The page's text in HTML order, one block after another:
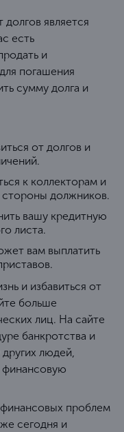
является
есть
и
погашения
сумму долга и
от долгов и
к коллекторам и
стороны должников.
вашу кредитную
листа.
вам выплатить
и избавиться от
больше
лиц. На сайте
банкротства и
людей,
проблем
сегодня и